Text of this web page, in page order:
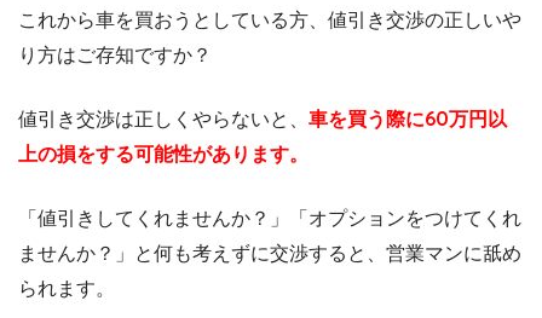
これから車を買おうとしている方、値引き交渉の正しいや
り方はご存知ですか？
値引き交渉は正しくやらないと、 車を買う際に60万円以
上の損をする可能性があります。
「値引きしてくれませんか？」「オプションをつけてくれ
ませんか？」と何も考えずに交渉すると、営業マンに舐め
られます。